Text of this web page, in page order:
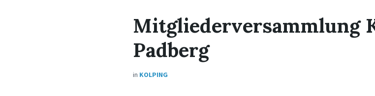
Mitgliederversammlung
Padberg
in KOLPING